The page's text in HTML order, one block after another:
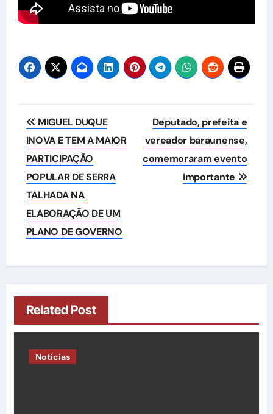
Navegação
de
Post
MIGUEL DUQUE
INOVA E TEM A MAIOR
PARTICIPAÇÃO
POPULAR DE SERRA
TALHADA NA
ELABORAÇÃO DE UM
PLANO DE GOVERNO
Deputado, prefeita e
vereador baraunense,
comemoraram evento
importante
Related Post
Notícias